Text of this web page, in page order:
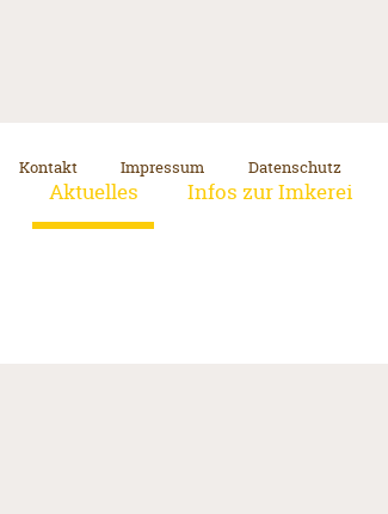
Aktuelles Infos zur Imkerei
Kontakt Impressum Datenschutz